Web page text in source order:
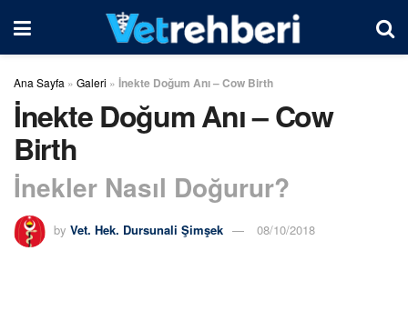
Ana Sayfa » Galeri » İnekte Doğum Anı – Cow Birth
İnekte Doğum Anı – Cow
Birth
İnekler Nasıl Doğurur?
by Vet. Hek. Dursunali Şimşek 08/10/2018